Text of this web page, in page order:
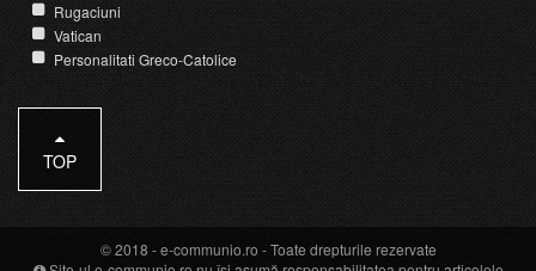
Rugaciuni
Vatican
Personalitati Greco-Catolice
TOP
© 2018 -e-communio.ro - Toate drepturile rezervate